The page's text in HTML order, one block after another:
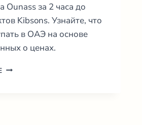
Ounass за 2 часа до
Kibsons. Узнайте, что
в ОАЭ на основе
о ценах.
10